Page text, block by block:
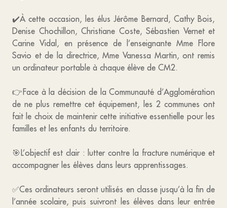
✔️À cette occasion, les élus Jérôme Bernard, Cathy Bois,
Denise Chochillon, Christiane Coste, Sébastien Vernet et
Carine Vidal, en présence de l’enseignante Mme Flore
Savio et de la directrice, Mme Vanessa Martin, ont remis
un ordinateur portable à chaque élève de CM2.
👉Face à la décision de la Communauté d’Agglomération
de ne plus remettre cet équipement, les 2 communes ont
fait le choix de maintenir cette initiative essentielle pour les
familles et les enfants du territoire.
🎯L’objectif est clair : lutter contre la fracture numérique et
accompagner les élèves dans leurs apprentissages.
✅Ces ordinateurs seront utilisés en classe jusqu’à la fin de
l’année scolaire, puis suivront les élèves dans leur entrée